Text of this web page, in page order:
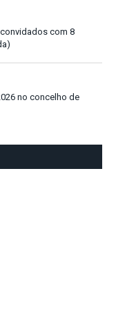
com 8
no concelho de